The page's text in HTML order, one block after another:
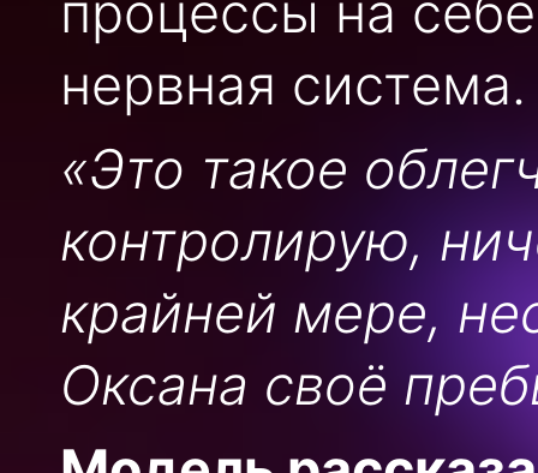
нервная система.
«Это такое
контролирую,
крайней мере,
Оксана своё